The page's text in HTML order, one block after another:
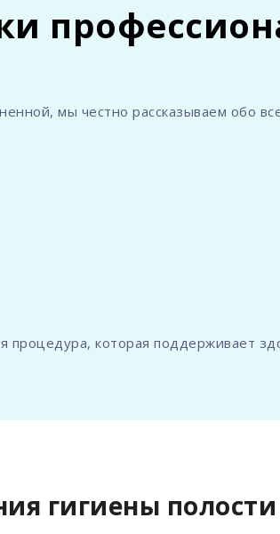
мы честно рассказываем обо
которая поддерживает
гигиены полости